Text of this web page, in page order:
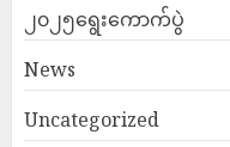
၂၀၂၅ရွေးကောက်ပွဲ
News
Uncategorized